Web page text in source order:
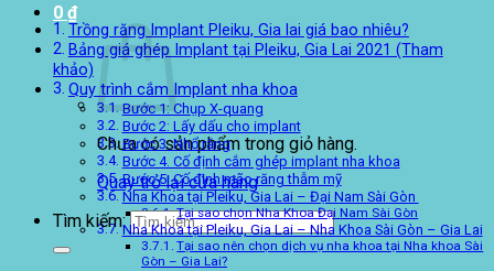
0 ₫
Chưa có sản phẩm trong giỏ hàng.
Quay trở lại cửa hàng
Tìm kiếm:
Trồng răng Implant Pleiku, Gia lai giá bao nhiêu?
Bảng giá ghép Implant tại Pleiku, Gia Lai 2021 (Tham
khảo)
Quy trình cắm Implant nha khoa
Bước 1: Chụp X-quang
Bước 2: Lấy dấu cho implant
Bước 3. Nhổ răng
Bước 4. Cố định cắm ghép implant nha khoa
Bước 5: Cố định mão răng thẫm mỹ
Nha Khoa tại Pleiku, Gia Lai – Đại Nam Sài Gòn
Tại sao chọn Nha Khoa Đại Nam Sài Gòn
Nha Khoa tại Pleiku, Gia Lai – Nha Khoa Sài Gòn – Gia Lai
Tại sao nên chọn dịch vụ nha khoa tại Nha khoa Sài
Gòn – Gia Lai?